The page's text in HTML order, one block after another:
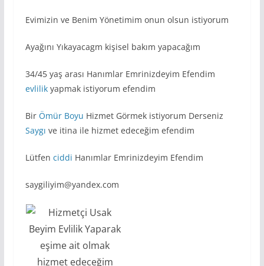
Evimizin ve Benim Yönetimim onun olsun istiyorum
Ayağını Yıkayacagm kişisel bakım yapacağım
34/45 yaş arası Hanımlar Emrinizdeyim Efendim
evlilikyapmak istiyorum efendim
Bir Ömür Boyu Hizmet Görmek istiyorum Derseniz
Saygı ve itina ile hizmet edeceğim efendim
Lütfen ciddi Hanımlar Emrinizdeyim Efendim
saygiliyim@yandex.com